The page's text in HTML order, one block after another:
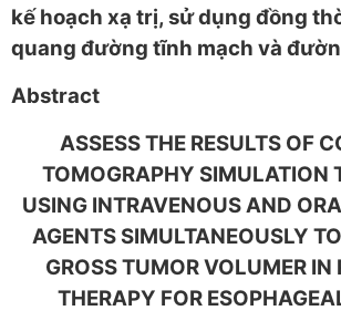
kế hoạch xạ trị, sử dụng đồng
quang đường tĩnh mạch và
Abstract
ASSESS THE RESULTS OF
TOMOGRAPHY SIMULATION
USING INTRAVENOUS AND
AGENTS SIMULTANEOUSLY
GROSS TUMOR VOLUMER IN
THERAPY FOR